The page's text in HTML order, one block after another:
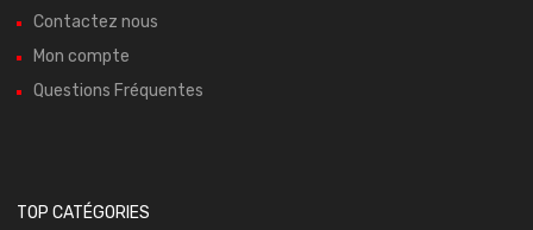
Contactez nous
Mon compte
Questions Fréquentes
TOP CATÉGORIES